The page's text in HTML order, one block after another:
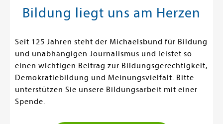
Bildung liegt uns am Herzen
Seit 125 Jahren steht der Michaelsbund für Bildung
und unabhängigen Journalismus und leistet so
einen wichtigen Beitrag zur Bildungsgerechtigkeit,
Demokratiebildung und Meinungsvielfalt. Bitte
unterstützen Sie unsere Bildungsarbeit mit einer
Spende.